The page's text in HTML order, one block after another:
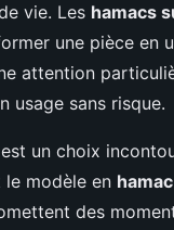
vie. Les hamacs
une pièce en
attention
usage sans risque.
est un choix
modèle en
des